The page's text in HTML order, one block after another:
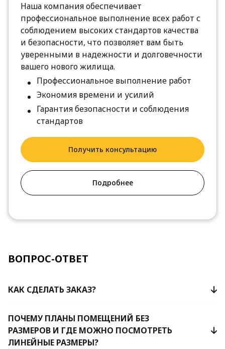
Наша компания обеспечивает
профессиональное выполнение всех работ с
соблюдением высоких стандартов качества
и безопасности, что позволяет вам быть
уверенными в надежности и долговечности
вашего нового жилища.
Профессиональное выполнение работ
Экономия времени и усилий
Гарантия безопасности и соблюдения
стандартов
Получить консультацию
Подробнее
ВОПРОС-ОТВЕТ
КАК СДЕЛАТЬ ЗАКАЗ?
ПОЧЕМУ ПЛАНЫ ПОМЕЩЕНИЙ БЕЗ
РАЗМЕРОВ И ГДЕ МОЖНО ПОСМОТРЕТЬ
ЛИНЕЙНЫЕ РАЗМЕРЫ?